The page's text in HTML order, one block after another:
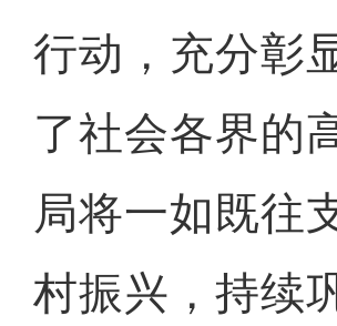
行动，充分彰
了社会各界的
局将一如既往
村振兴，持续